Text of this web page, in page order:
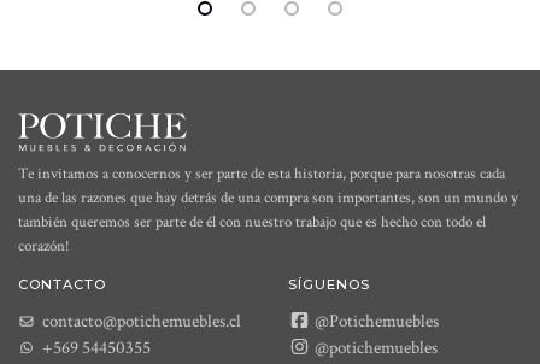
Te invitamos a conocernos y ser parte de esta historia, porque para nosotras cada
una de las razones que hay detrás de una compra son importantes, son un mundo y
también queremos ser parte de él con nuestro trabajo que es hecho con todo el
corazón!
CONTACTO
contacto@potichemuebles.cl
+569 54450355
SÍGUENOS
@Potichemuebles
@potichemuebles